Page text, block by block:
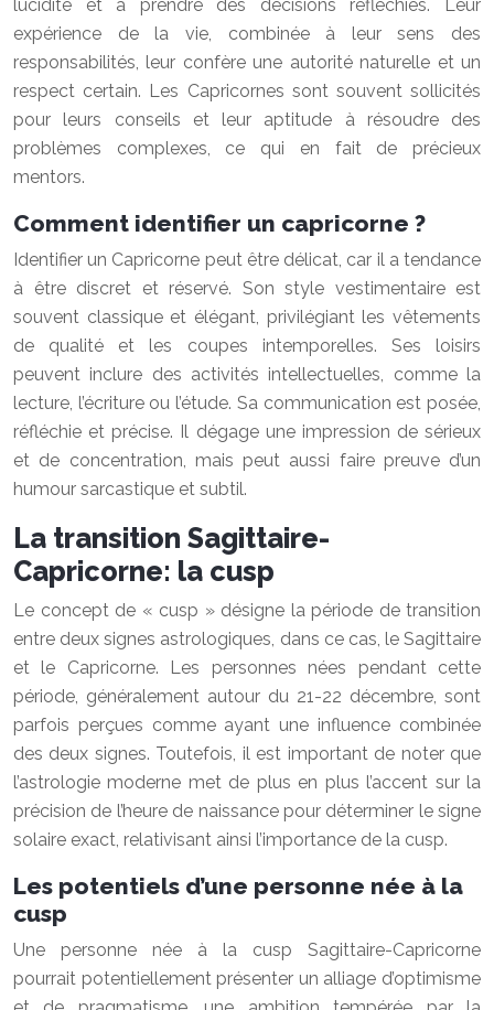
lucidité et à prendre des décisions réfléchies. Leur
expérience de la vie, combinée à leur sens des
responsabilités, leur confère une autorité naturelle et un
respect certain. Les Capricornes sont souvent sollicités
pour leurs conseils et leur aptitude à résoudre des
problèmes complexes, ce qui en fait de précieux
mentors.
Comment identifier un capricorne ?
Identifier un Capricorne peut être délicat, car il a tendance
à être discret et réservé. Son style vestimentaire est
souvent classique et élégant, privilégiant les vêtements
de qualité et les coupes intemporelles. Ses loisirs
peuvent inclure des activités intellectuelles, comme la
lecture, l’écriture ou l’étude. Sa communication est posée,
réfléchie et précise. Il dégage une impression de sérieux
et de concentration, mais peut aussi faire preuve d’un
humour sarcastique et subtil.
La transition Sagittaire-
Capricorne: la cusp
Le concept de « cusp » désigne la période de transition
entre deux signes astrologiques, dans ce cas, le Sagittaire
et le Capricorne. Les personnes nées pendant cette
période, généralement autour du 21-22 décembre, sont
parfois perçues comme ayant une influence combinée
des deux signes. Toutefois, il est important de noter que
l’astrologie moderne met de plus en plus l’accent sur la
précision de l’heure de naissance pour déterminer le signe
solaire exact, relativisant ainsi l’importance de la cusp.
Les potentiels d’une personne née à la
cusp
Une personne née à la cusp Sagittaire-Capricorne
pourrait potentiellement présenter un alliage d’optimisme